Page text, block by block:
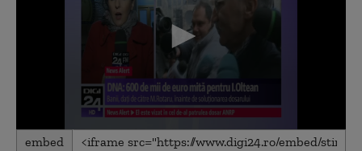
0
seconds
embed